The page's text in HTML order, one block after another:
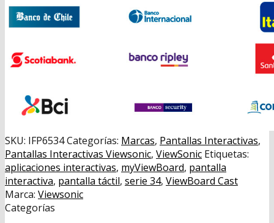
ViewSonic
65"
Ultra
HD
SKU: IFP6534Categorías: Marcas, Pantallas Interactivas,
Pantallas Interactivas Viewsonic, ViewSonic Etiquetas:
aplicaciones interactivas, myViewBoard, pantalla
interactiva, pantalla táctil, serie 34, ViewBoard Cast
Marca: Viewsonic
Categorías